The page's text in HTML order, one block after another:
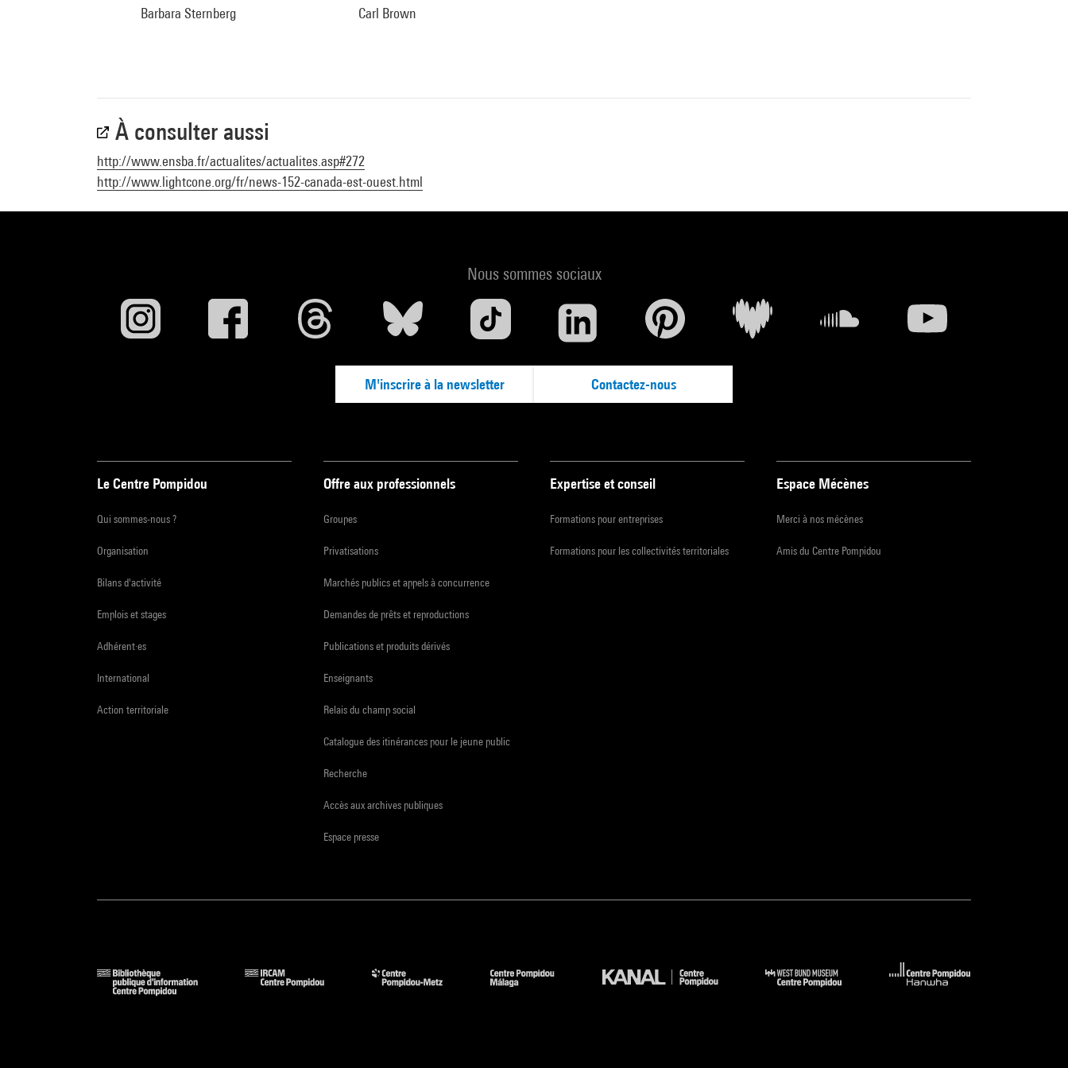
Barbara Sternberg Carl Brown
À consulter aussi
http://www.ensba.fr/actualites/actualites.asp#272
http://www.lightcone.org/fr/news-152-canada-est-ouest.html
Nous sommes sociaux
M'inscrire à la newsletter Contactez-nous
Le Centre Pompidou
Qui sommes-nous ?
Organisation
Bilans d'activité
Emplois et stages
Adhérent·es
International
Action territoriale
Offre aux professionnels
Groupes
Privatisations
Marchés publics et appels à concurrence
Demandes de prêts et reproductions
Publications et produits dérivés
Enseignants
Relais du champ social
Catalogue des itinérances pour le jeune public
Recherche
Accès aux archives publiques
Espace presse
Expertise et conseil
Formations pour entreprises
Formations pour les collectivités territoriales
Espace Mécènes
Merci à nos mécènes
Amis du Centre Pompidou